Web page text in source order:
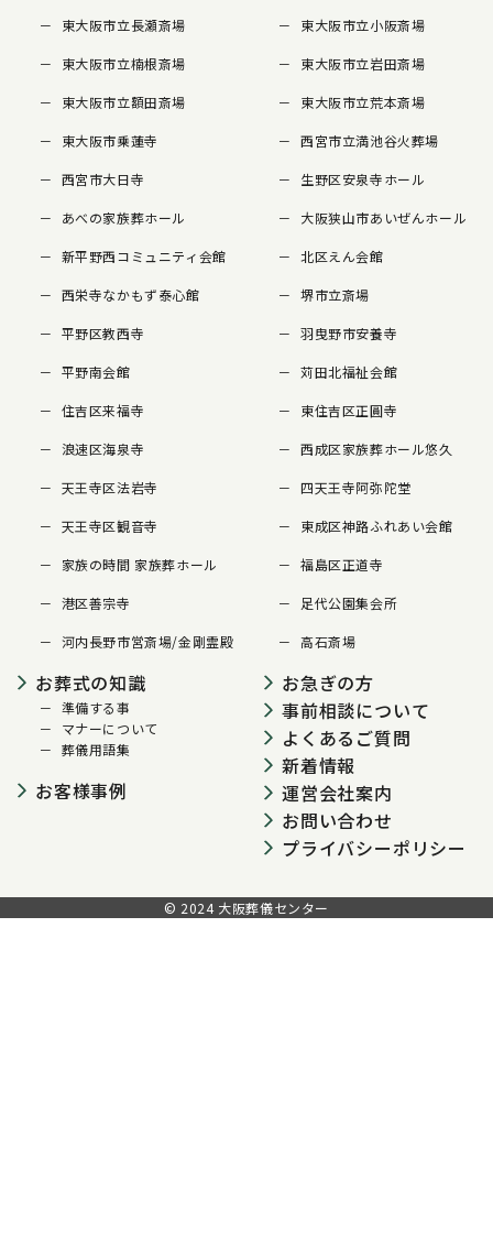
東大阪市立長瀬斎場 東大阪市立小阪斎場
東大阪市立楠根斎場 東大阪市立岩田斎場
東大阪市立額田斎場 東大阪市立荒本斎場
東大阪市乗蓮寺 西宮市立満池谷火葬場
西宮市大日寺 生野区安泉寺ホール
あべの家族葬ホール 大阪狭山市あいぜんホール
新平野西コミュニティ会館 北区えん会館
西栄寺なかもず泰心館 堺市立斎場
平野区教西寺 羽曳野市安養寺
平野南会館 苅田北福祉会館
住吉区来福寺 東住吉区正圓寺
浪速区海泉寺 西成区家族葬ホール悠久
天王寺区法岩寺 四天王寺阿弥陀堂
天王寺区観音寺 東成区神路ふれあい会館
家族の時間 家族葬ホール 福島区正道寺
港区善宗寺 足代公園集会所
河内長野市営斎場/金剛霊殿 高石斎場
お葬式の知識
準備する事
マナーについて
葬儀用語集
お客様事例
お急ぎの方
事前相談について
よくあるご質問
新着情報
運営会社案内
お問い合わせ
プライバシーポリシー
© 2024 大阪葬儀センター